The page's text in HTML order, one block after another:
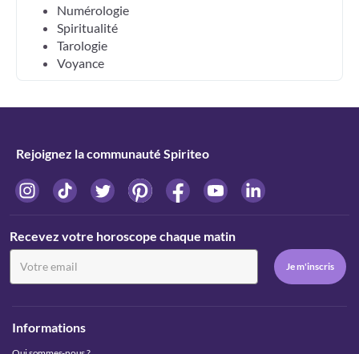
Numérologie
Spiritualité
Tarologie
Voyance
Rejoignez la communauté Spiriteo
Recevez votre horoscope chaque matin
Informations